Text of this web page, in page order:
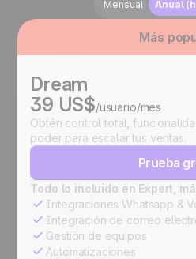
Mensual Anual
Más
Dream
39 US$/usuario/mes
Obtén control total,
poder para escalar tus ventas.
Prueba
Todo lo incluido en Expert,
Integraciones Whatsapp &
Integración de correo
Gestión de equipos
Automatizaciones